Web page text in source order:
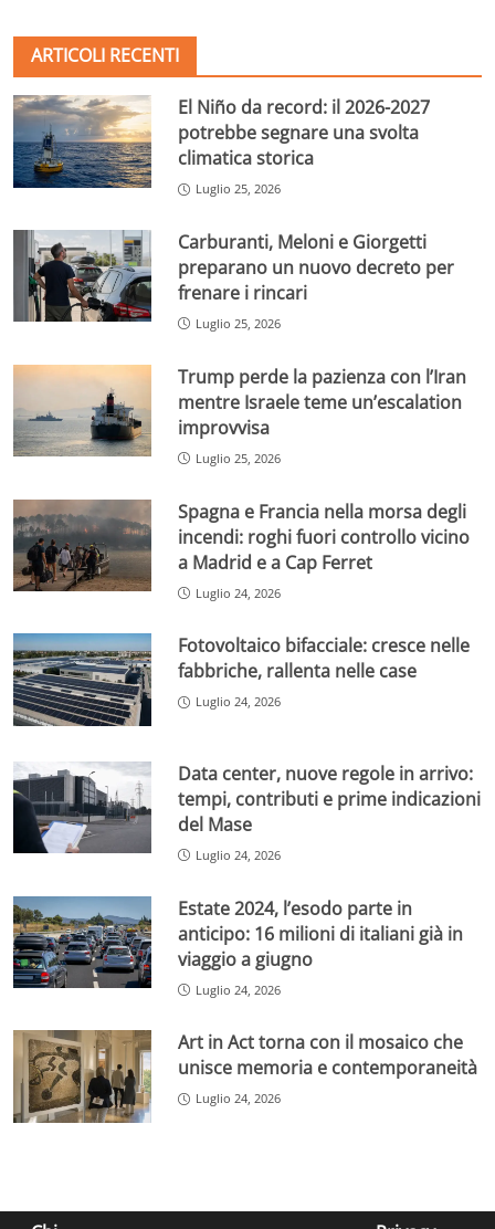
ARTICOLI RECENTI
El Niño da record: il 2026-2027
potrebbe segnare una svolta
climatica storica
Luglio 25, 2026
Carburanti, Meloni e Giorgetti
preparano un nuovo decreto per
frenare i rincari
Luglio 25, 2026
Trump perde la pazienza con l’Iran
mentre Israele teme un’escalation
improvvisa
Luglio 25, 2026
Spagna e Francia nella morsa degli
incendi: roghi fuori controllo vicino
a Madrid e a Cap Ferret
Luglio 24, 2026
Fotovoltaico bifacciale: cresce nelle
fabbriche, rallenta nelle case
Luglio 24, 2026
Data center, nuove regole in arrivo:
tempi, contributi e prime indicazioni
del Mase
Luglio 24, 2026
Estate 2024, l’esodo parte in
anticipo: 16 milioni di italiani già in
viaggio a giugno
Luglio 24, 2026
Art in Act torna con il mosaico che
unisce memoria e contemporaneità
Luglio 24, 2026